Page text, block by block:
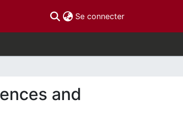
Se connecter(current)
and